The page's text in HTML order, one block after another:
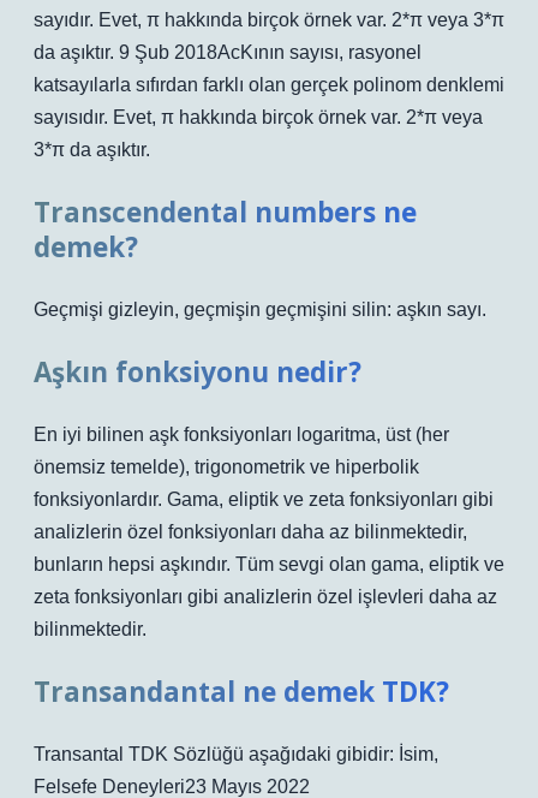
sayıdır. Evet, π hakkında birçok örnek var. 2*π veya 3*π
da aşıktır. 9 Şub 2018AcKının sayısı, rasyonel
katsayılarla sıfırdan farklı olan gerçek polinom denklemi
sayısıdır. Evet, π hakkında birçok örnek var. 2*π veya
3*π da aşıktır.
Transcendental numbers ne
demek?
Geçmişi gizleyin, geçmişin geçmişini silin: aşkın sayı.
Aşkın fonksiyonu nedir?
En iyi bilinen aşk fonksiyonları logaritma, üst (her
önemsiz temelde), trigonometrik ve hiperbolik
fonksiyonlardır. Gama, eliptik ve zeta fonksiyonları gibi
analizlerin özel fonksiyonları daha az bilinmektedir,
bunların hepsi aşkındır. Tüm sevgi olan gama, eliptik ve
zeta fonksiyonları gibi analizlerin özel işlevleri daha az
bilinmektedir.
Transandantal ne demek TDK?
Transantal TDK Sözlüğü aşağıdaki gibidir: İsim,
Felsefe Deneyleri23 Mayıs 2022